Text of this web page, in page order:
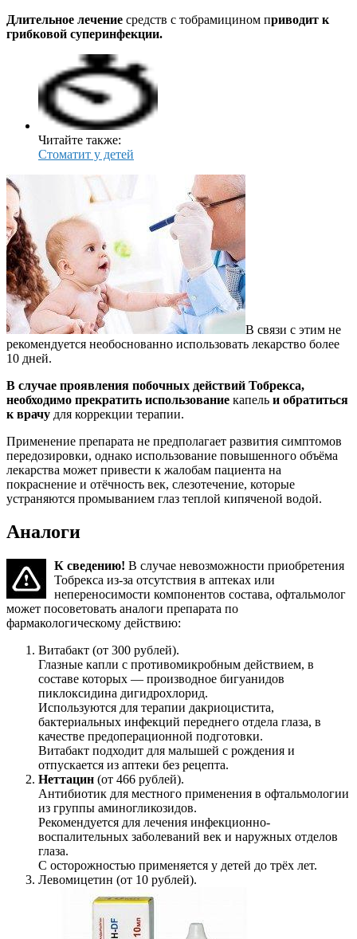
Длительное лечение средств с тобрамицином приводит к
грибковой суперинфекции.
Читайте также:
Стоматит у детей
В связи с этим не
рекомендуется необоснованно использовать лекарство более
10 дней.
В случае проявления побочных действий Тобрекса,
необходимо прекратить использование капель и обратиться
к врачу для коррекции терапии.
Применение препарата не предполагает развития симптомов
передозировки, однако использование повышенного объёма
лекарства может привести к жалобам пациента на
покраснение и отёчность век, слезотечение, которые
устраняются промыванием глаз теплой кипяченой водой.
Аналоги
К сведению! В случае невозможности приобретения
Тобрекса из-за отсутствия в аптеках или
непереносимости компонентов состава, офтальмолог
может посоветовать аналоги препарата по
фармакологическому действию:
Витабакт (от 300 рублей).
Глазные капли с противомикробным действием, в
составе которых — производное бигуанидов
пиклоксидина дигидрохлорид.
Используются для терапии дакриоцистита,
бактериальных инфекций переднего отдела глаза, в
качестве предоперационной подготовки.
Витабакт подходит для малышей с рождения и
отпускается из аптеки без рецепта.
Неттацин (от 466 рублей).
Антибиотик для местного применения в офтальмологии
из группы аминогликозидов.
Рекомендуется для лечения инфекционно-
воспалительных заболеваний век и наружных отделов
глаза.
С осторожностью применяется у детей до трёх лет.
Левомицетин (от 10 рублей).